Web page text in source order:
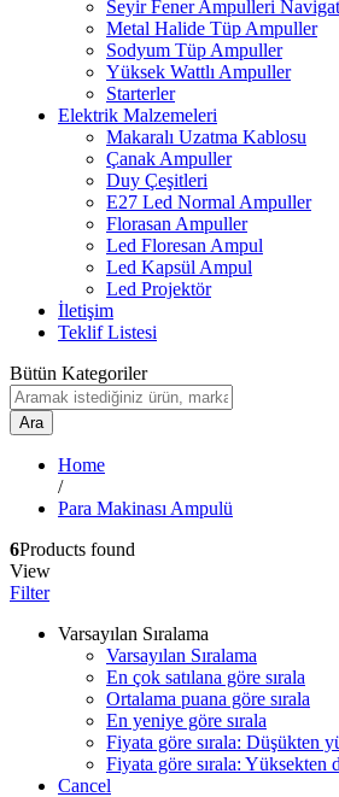
Seyir Fener Ampulleri
Metal Halide Tüp Ampuller
Sodyum Tüp Ampuller
Yüksek Wattlı Ampuller
Starterler
Elektrik Malzemeleri
Makaralı Uzatma Kablosu
Çanak Ampuller
Duy Çeşitleri
E27 Led Normal Ampuller
Florasan Ampuller
Led Floresan Ampul
Led Kapsül Ampul
Led Projektör
İletişim
Teklif Listesi
Bütün Kategoriler
Ara
Home
/
Para Makinası Ampulü
6Products found
View
Filter
Varsayılan Sıralama
Varsayılan Sıralama
En çok satılana göre sırala
Ortalama puana göre sırala
En yeniye göre sırala
Fiyata göre sırala: Düşükten
Fiyata göre sırala: Yüksekten
Cancel